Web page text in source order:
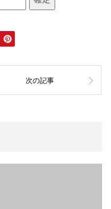
次の記事